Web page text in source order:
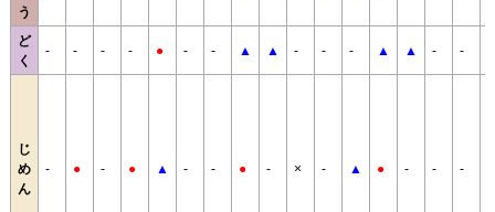
う
ど
く
- - - - ● - - ▲ ▲ - - - ▲ ▲ - -
じ
め
ん
- ● - ● ▲ - - ● - × - ▲ ● - - -